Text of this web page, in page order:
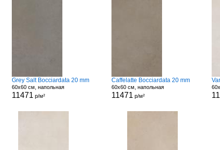
Grey Salt Bocciardata 20 mm
60x60 см, напольная
11471 р/м²
Caffelatte Bocciardata 20 mm
60x60 см, напольная
11471 р/м²